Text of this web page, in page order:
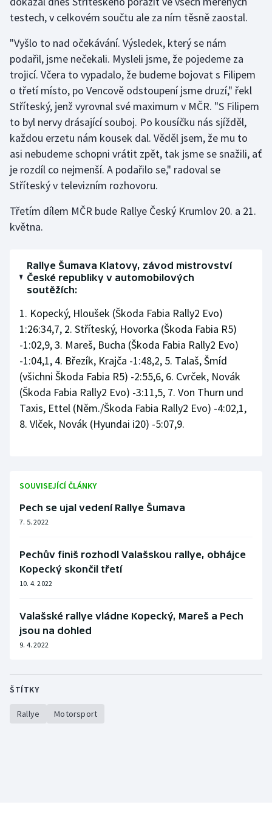
Stolní tenis
Triatlon
Veslování
Vodní slalom
Volejbal
Ostatní
testech, v celkovém součtu ale za ním těsně zaostal.
"Vyšlo to nad očekávání. Výsledek, který se nám
podařil, jsme nečekali. Mysleli jsme, že pojedeme za
trojicí. Včera to vypadalo, že budeme bojovat s Filipem
o třetí místo, po Vencově odstoupení jsme druzí," řekl
Stříteský, jenž vyrovnal své maximum v MČR. "S Filipem
to byl nervy drásající souboj. Po kousíčku nás sjížděl,
každou erzetu nám kousek dal. Věděl jsem, že mu to
asi nebudeme schopni vrátit zpět, tak jsme se snažili, ať
je rozdíl co nejmenší. A podařilo se," radoval se
Stříteský v televizním rozhovoru.
Třetím dílem MČR bude Rallye Český Krumlov 20. a 21.
května.
Rallye Šumava Klatovy, závod mistrovství
České republiky v automobilových
soutěžích:
1. Kopecký, Hloušek (Škoda Fabia Rally2 Evo)
1:26:34,7, 2. Stříteský, Hovorka (Škoda Fabia R5)
-1:02,9, 3. Mareš, Bucha (Škoda Fabia Rally2 Evo)
-1:04,1, 4. Březík, Krajča -1:48,2, 5. Talaš, Šmíd
(všichni Škoda Fabia R5) -2:55,6, 6. Cvrček, Novák
(Škoda Fabia Rally2 Evo) -3:11,5, 7. Von Thurn und
Taxis, Ettel (Něm./Škoda Fabia Rally2 Evo) -4:02,1,
8. Vlček, Novák (Hyundai i20) -5:07,9.
SOUVISEJÍCÍ ČLÁNKY
Pech se ujal vedení Rallye Šumava
7. 5. 2022
Pechův finiš rozhodl Valašskou rallye, obhájce
Kopecký skončil třetí
10. 4. 2022
Valašské rallye vládne Kopecký, Mareš a Pech
jsou na dohled
9. 4. 2022
ŠTÍTKY
Rallye Motorsport